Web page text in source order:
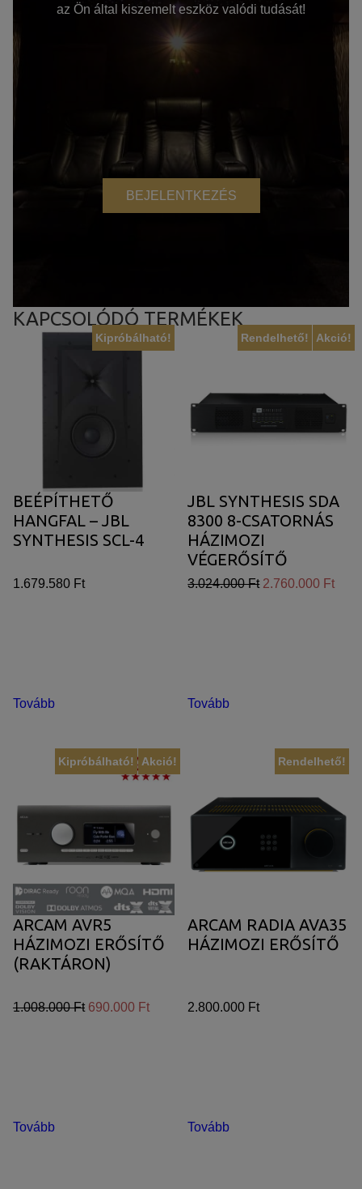
az Ön által kiszemelt eszköz valódi tudását!
BEJELENTKEZÉS
KAPCSOLÓDÓ TERMÉKEK
Kipróbálható!
BEÉPÍTHETŐ
HANGFAL – JBL
SYNTHESIS SCL-4
1.679.580 Ft
Tovább
Akció!
Rendelhető!
JBL SYNTHESIS SDA
8300 8-CSATORNÁS
HÁZIMOZI
VÉGERŐSÍTŐ
3.024.000 Ft 2.760.000 Ft
Tovább
Akció!
Kipróbálható!
ARCAM AVR5
HÁZIMOZI ERŐSÍTŐ
(RAKTÁRON)
1.008.000 Ft 690.000 Ft
Tovább
Rendelhető!
ARCAM RADIA AVA35
HÁZIMOZI ERŐSÍTŐ
2.800.000 Ft
Tovább